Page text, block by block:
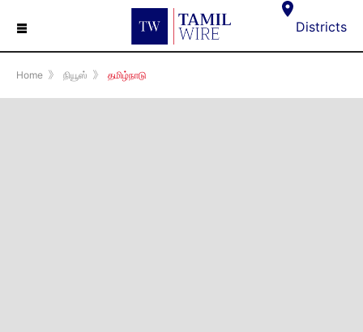
☰ Districts
Home 》 நியூஸ் 》 தமிழ்நாடு